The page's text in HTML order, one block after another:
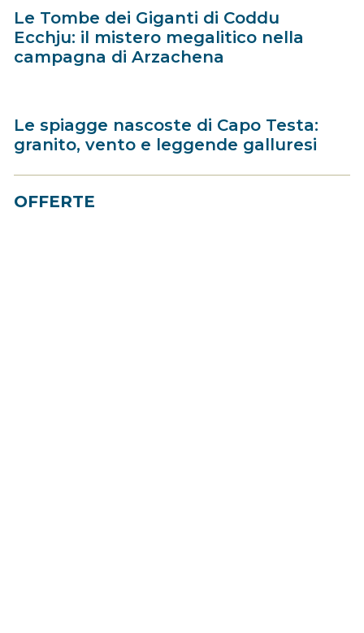
Le Tombe dei Giganti di Coddu
Ecchju: il mistero megalitico nella
campagna di Arzachena
Le spiagge nascoste di Capo Testa:
granito, vento e leggende galluresi
OFFERTE